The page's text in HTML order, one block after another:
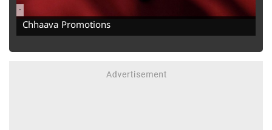
-
Chhaava Promotions